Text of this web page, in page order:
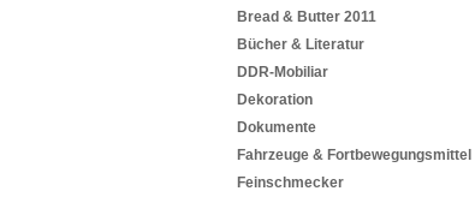
Bread & Butter 2011
Bücher & Literatur
DDR-Mobiliar
Dekoration
Dokumente
Fahrzeuge & Fortbewegungsmittel
Feinschmecker